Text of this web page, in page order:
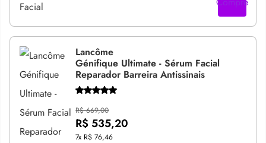
Lancôme
Génifique Ultimate - Sérum Facial
Reparador Barreira Antissinais
R$ 669,00
R$ 535,20
7x R$ 76,46